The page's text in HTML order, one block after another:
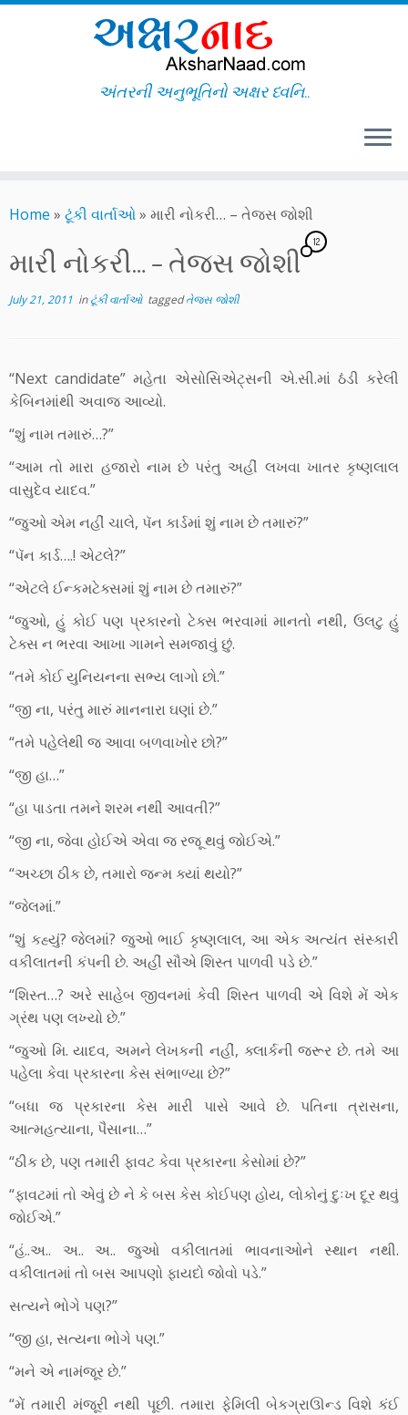
to
અંતરની અનુભૂતિનો અક્ષર ધ્વનિ..
Home » ટૂંકી વાર્તાઓ» મારી નોકરી… – તેજસ જોશી
મારી નોકરી… – તેજસ જોશી
12
July 21, 2011 inટૂંકી વાર્તાઓ taggedતેજસ જોશી
“Next candidate” મહેતા એસોસિએટ્સની એ.સી.માં ઠંડી કરેલી
કેબિનમાંથી અવાજ આવ્યો.
“શું નામ તમારું…?”
“આમ તો મારા હજારો નામ છે પરંતુ અહીં લખવા ખાતર કૃષ્ણલાલ
વાસુદેવ યાદવ.”
“જુઓ એમ નહીં ચાલે, પૅન કાર્ડમાં શું નામ છે તમારું?”
“પૅન કાર્ડ….! એટલે?”
“એટલે ઈન્કમટેક્સમાં શું નામ છે તમારું?”
“જુઓ, હું કોઈ પણ પ્રકારનો ટેક્સ ભરવામાં માનતો નથી, ઉલટુ હું
ટેક્સ ન ભરવા આખા ગામને સમજાવું છું.
“તમે કોઈ યુનિયનના સભ્ય લાગો છો.”
“જી ના, પરંતુ મારું માનનારા ઘણાં છે.”
“તમે પહેલેથી જ આવા બળવાખોર છો?”
“જી હા…”
“હા પાડતા તમને શરમ નથી આવતી?”
“જી ના, જેવા હોઈએ એવા જ રજૂ થવું જોઈએ.”
“અચ્છા ઠીક છે, તમારો જન્મ ક્યાં થયો?”
“જેલમાં.”
“શું કહ્યું? જેલમાં? જુઓ ભાઈ કૃષ્ણલાલ, આ એક અત્યંત સંસ્કારી
વકીલાતની કંપની છે. અહીં સૌએ શિસ્ત પાળવી પડે છે.”
“શિસ્ત…? અરે સાહેબ જીવનમાં કેવી શિસ્ત પાળવી એ વિશે મેં એક
ગ્રંથ પણ લખ્યો છે.”
“જુઓ મિ. યાદવ, અમને લેખકની નહીં, ક્લાર્કની જરૂર છે. તમે આ
પહેલા કેવા પ્રકારના કેસ સંભાળ્યા છે?”
“બધા જ પ્રકારના કેસ મારી પાસે આવે છે. પતિના ત્રાસના,
આત્મહત્યાના, પૈસાના…”
“ઠીક છે, પણ તમારી ફાવટ કેવા પ્રકારના કેસોમાં છે?”
“ફાવટમાં તો એવું છે ને કે બસ કેસ કોઈપણ હોય, લોકોનું દુઃખ દૂર થવું
જોઈએ.”
“હં..અ.. અ.. અ.. જુઓ વકીલાતમાં ભાવનાઓને સ્થાન નથી.
વકીલાતમાં તો બસ આપણો ફાયદો જોવો પડે.”
સત્યને ભોગે પણ?”
“જી હા, સત્યના ભોગે પણ.”
“મને એ નામંજૂર છે.”
“મેં તમારી મંજૂરી નથી પૂછી. તમારા ફેમિલી બેકગ્રાઊન્ડ વિશે કંઈ